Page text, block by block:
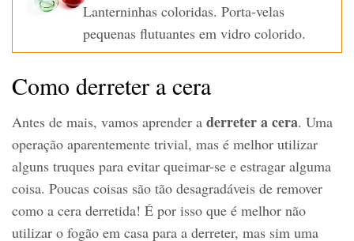
Lanterninhas coloridas. Porta-velas
pequenas flutuantes em vidro colorido.
Como derreter a cera
Antes de mais, vamos aprender a derreter a cera. Uma
operação aparentemente trivial, mas é melhor utilizar
alguns truques para evitar queimar-se e estragar alguma
coisa. Poucas coisas são tão desagradáveis de remover
como a cera derretida! É por isso que é melhor não
utilizar o fogão em casa para a derreter, mas sim uma